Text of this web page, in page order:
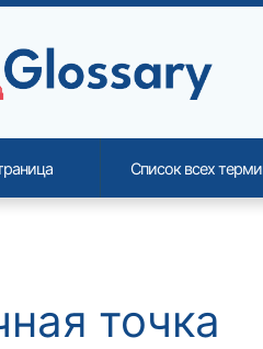
related
точка
navigation,
Список всех